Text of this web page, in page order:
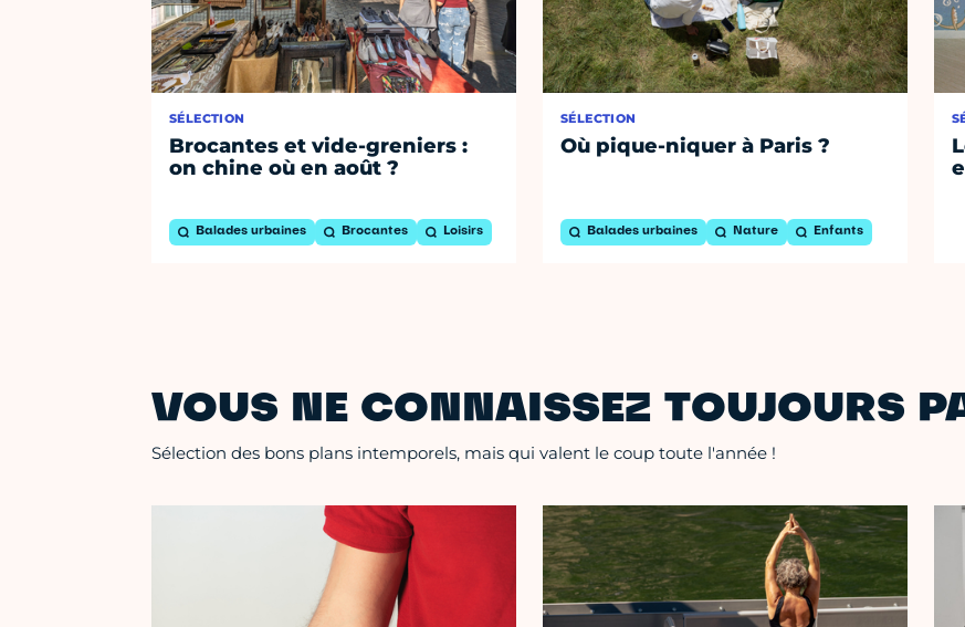
SÉLECTION
Brocantes et vide-greniers :
on chine où en août ?
Balades urbaines Brocantes Loisirs
SÉLECTION
Où pique-niquer à Paris ?
Balades urbaines Nature Enfants
VOUS NE CONNAISSEZ TOUJOURS
Sélection des bons plans intemporels, mais qui valent le coup toute l'année !